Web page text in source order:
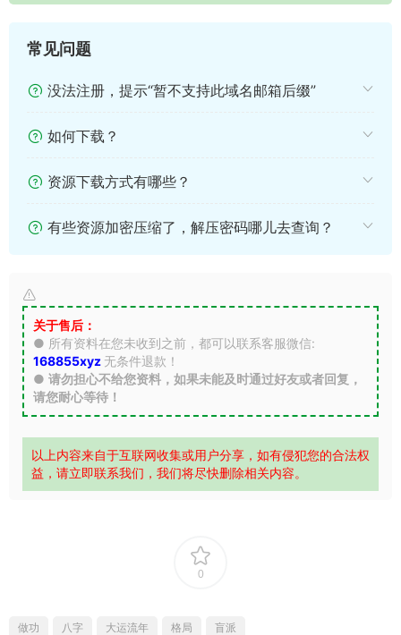
常见问题
没法注册，提示“暂不支持此域名邮箱后缀”
如何下载？
资源下载方式有哪些？
有些资源加密压缩了，解压密码哪儿去查询？
关于售后：
● 所有资料在您未收到之前，都可以联系客服微信:
168855xyz 无条件退款！
● 请勿担心不给您资料，如果未能及时通过好友或者回复，
请您耐心等待！
以上内容来自于互联网收集或用户分享，如有侵犯您的合法权
益，请立即联系我们，我们将尽快删除相关内容。
0
做功 八字 大运流年 格局 盲派